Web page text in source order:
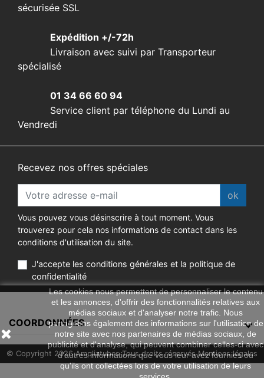
sécurisée SSL
Expédition +/-72h
Livraison avec suivi par Transporteur
spécialisé
01 34 66 60 94
Service client par téléphone du Lundi au
Vendredi
Recevez nos offres spéciales
ok
Vous pouvez vous désinscrire à tout moment. Vous
trouverez pour cela nos informations de contact dans les
conditions d'utilisation du site.
J'accepte les conditions générales et la politique de
confidentialité
COORDONNÉES
Les cookies nous permettent de personnaliser le contenu
et les annonces, d'offrir des fonctionnalités relatives aux
médias sociaux et d'analyser notre trafic. Nous
partageons également des informations sur l'utilisation de
notre site avec nos partenaires de médias sociaux, de
publicité et d'analyse, qui peuvent combiner celles-ci avec
d'autres informations que vous leur avez fournies ou
qu'ils ont collectées lors de votre utilisation de leurs
© Copyright 2026 Ampliatubes Tous droits réservésMentions légales